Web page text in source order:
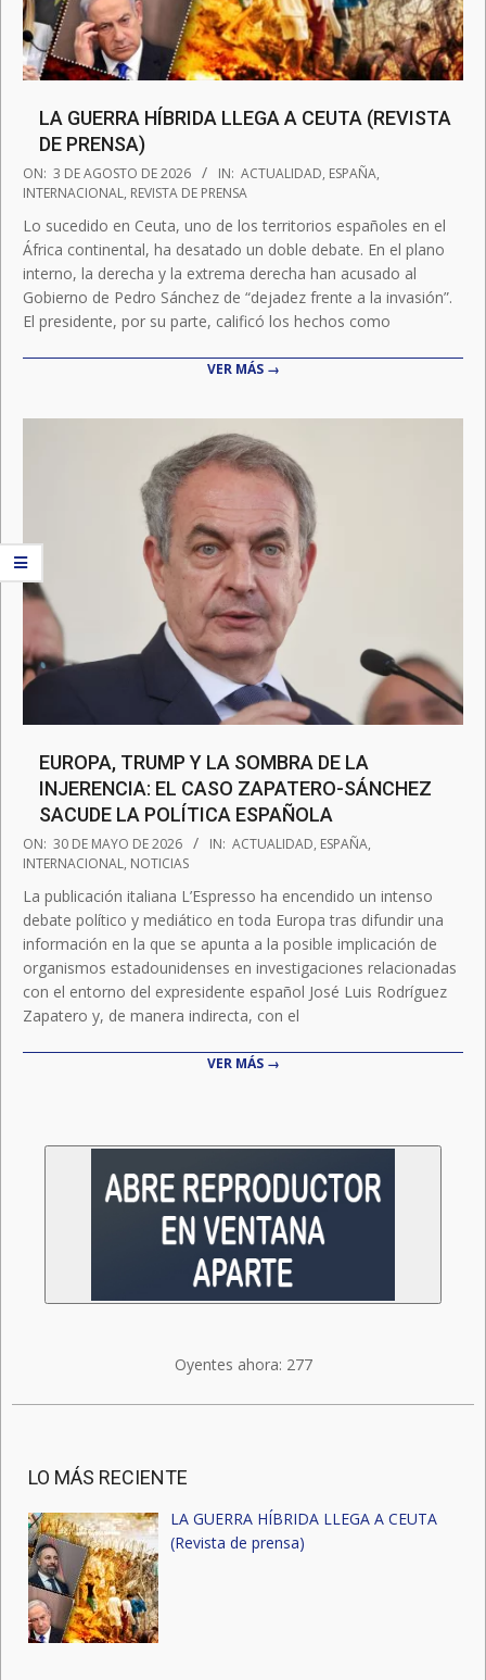
LA GUERRA HÍBRIDA LLEGA A CEUTA (REVISTA
DE PRENSA)
2026-
08-
03
ON: 3 DE AGOSTO DE 2026 IN: ACTUALIDAD, ESPAÑA,
INTERNACIONAL, REVISTA DE PRENSA
Lo sucedido en Ceuta, uno de los territorios españoles en el
África continental, ha desatado un doble debate. En el plano
interno, la derecha y la extrema derecha han acusado al
Gobierno de Pedro Sánchez de “dejadez frente a la invasión”.
El presidente, por su parte, calificó los hechos como
VER MÁS →
EUROPA, TRUMP Y LA SOMBRA DE LA
INJERENCIA: EL CASO ZAPATERO-SÁNCHEZ
SACUDE LA POLÍTICA ESPAÑOLA
2026-
05-
30
ON: 30 DE MAYO DE 2026 IN: ACTUALIDAD, ESPAÑA,
INTERNACIONAL, NOTICIAS
La publicación italiana L’Espresso ha encendido un intenso
debate político y mediático en toda Europa tras difundir una
información en la que se apunta a la posible implicación de
organismos estadounidenses en investigaciones relacionadas
con el entorno del expresidente español José Luis Rodríguez
Zapatero y, de manera indirecta, con el
VER MÁS →
Oyentes ahora: 277
LO MÁS RECIENTE
LA GUERRA HÍBRIDA LLEGA A CEUTA
(Revista de prensa)